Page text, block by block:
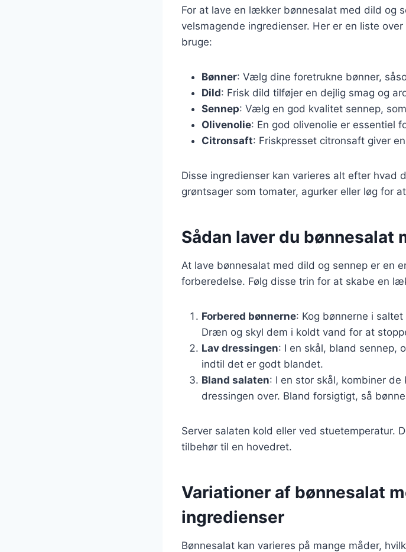
For at lave en lækker bønnesalat med dild og
velsmagende ingredienser. Her er en liste
bruge:
Bønner: Vælg dine foretrukne bønner,
Dild: Frisk dild tilføjer en dejlig smag og
Sennep: Vælg en god kvalitet sennep,
Olivenolie: En god olivenolie er essentiel
Citronsaft: Friskpresset citronsaft giver
Disse ingredienser kan varieres alt efter hvad
grøntsager som tomater, agurker eller løg for
Sådan laver du bønnesalat
At lave bønnesalat med dild og sennep er en
forberedelse. Følg disse trin for at skabe en
Forbered bønnerne: Kog bønnerne i
Dræn og skyl dem i koldt vand for at
Lav dressingen: I en skål, bland sennep,
indtil det er godt blandet.
Bland salaten: I en stor skål, kombiner
dressingen over. Bland forsigtigt, så
Server salaten kold eller ved stuetemperatur.
tilbehør til en hovedret.
Variationer af bønnesalat
ingredienser
Bønnesalat kan varieres på mange måder,